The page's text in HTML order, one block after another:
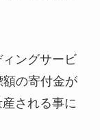
ングサービ
額の寄付金が
される事に